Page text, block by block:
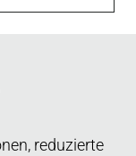
reduzierte